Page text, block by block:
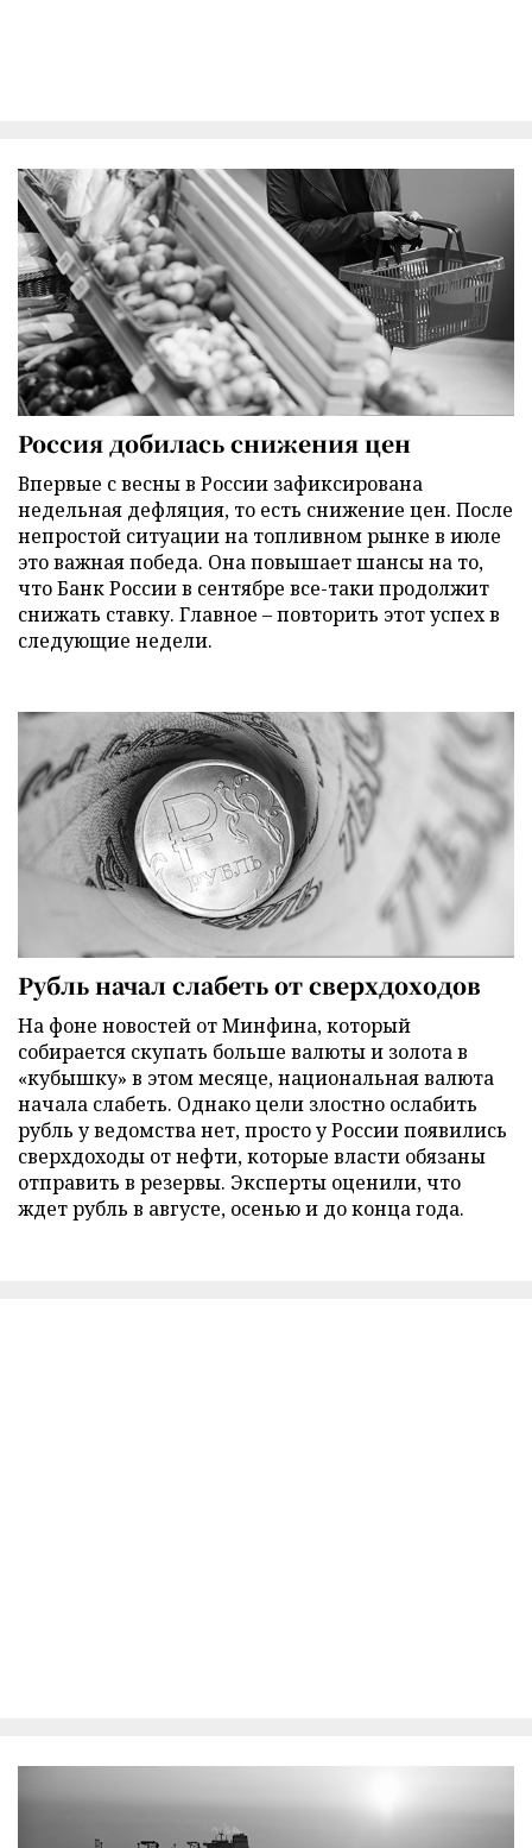
Россия добилась снижения цен
Впервые с весны в России зафиксирована
недельная дефляция, то есть снижение цен. После
непростой ситуации на топливном рынке в июле
это важная победа. Она повышает шансы на то,
что Банк России в сентябре все-таки продолжит
снижать ставку. Главное – повторить этот успех в
следующие недели.
Рубль начал слабеть от сверхдоходов
На фоне новостей от Минфина, который
собирается скупать больше валюты и золота в
«кубышку» в этом месяце, национальная валюта
начала слабеть. Однако цели злостно ослабить
рубль у ведомства нет, просто у России появились
сверхдоходы от нефти, которые власти обязаны
отправить в резервы. Эксперты оценили, что
ждет рубль в августе, осенью и до конца года.